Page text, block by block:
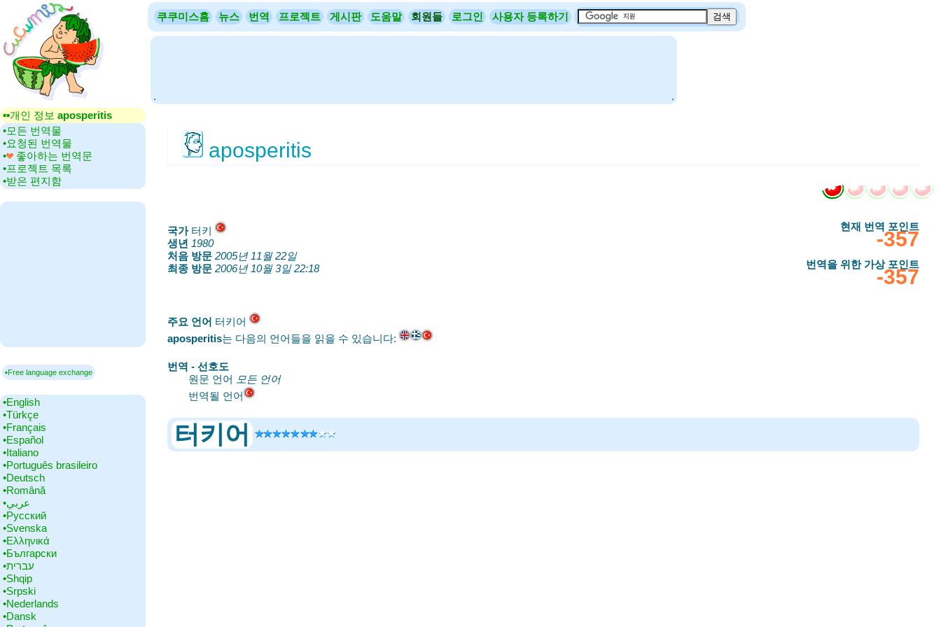
쿠쿠미스홈 뉴스 번역 프로젝트 게시판 도움말 회원들 로그인 사용자 등록하기
.
.
▪▪‎개인 정보 aposperitis
•‎모든 번역물
•‎요청된 번역물
•‎
좋아하는 번역문
•‎프로젝트 목록
•‎받은 편지함
▪Free language exchange
•‎English
•‎Türkçe
•‎Français
•‎Español
•‎Italiano
•‎Português brasileiro
•‎Deutsch
•‎Română
•‎عربي
•‎Русский
•‎Svenska
•‎Ελληνικά
•‎Български
•‎עברית
•‎Shqip
•‎Srpski
•‎Nederlands
•‎Dansk
aposperitis
국가‎터키
생년 1980
처음 방문 2005년 11월 22일
최종 방문 2006년 10월 3일 22:18
현재 번역 포인트
‎-357
번역을 위한 가상 포인트
‎-357
주요 언어 ‎터키어
aposperitis는 다음의 언어들을 읽을 수 있습니다:
번역 - 선호도
원문 언어 모든 언어
번역될 언어
터키어